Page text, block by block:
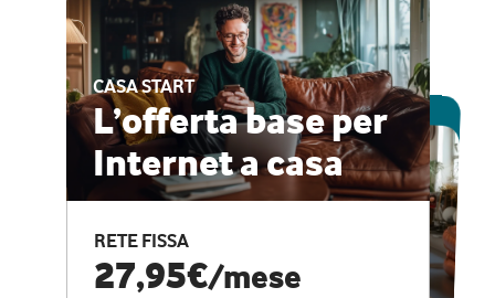
CASA START
L’offerta base per
Internet a casa
RETE FISSA
27,95€/mese
ESCLUSIVA ONLINE
CASA PRO
Internet veloce e
vantaggi speciali